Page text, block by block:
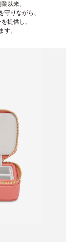
以来、
守りながら、
提供し、
す。